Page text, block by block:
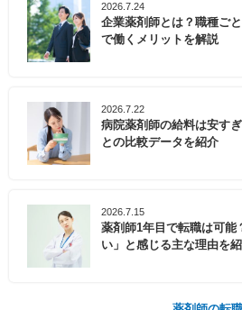
2026.7.24
企業薬剤師とは？職種ご
で働くメリットを解説
2026.7.22
病院薬剤師の給料は安す
との比較データを紹介
2026.7.15
薬剤師1年目で転職は可能
い」と感じる主な理由を